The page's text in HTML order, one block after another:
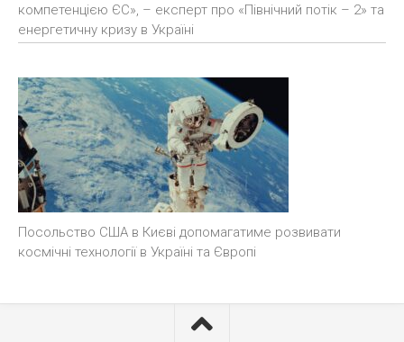
компетенцією ЄС», – експерт про «Північний потік – 2» та
енергетичну кризу в Україні
Посольство США в Києві допомагатиме розвивати
космічні технології в Україні та Європі